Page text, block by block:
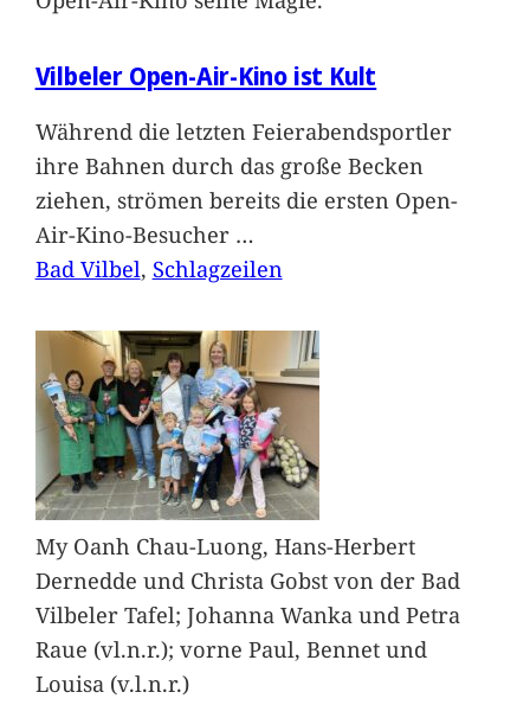
Vilbeler Open-Air-Kino ist Kult
Während die letzten Feierabendsportler
ihre Bahnen durch das große Becken
ziehen, strömen bereits die ersten Open-
Air-Kino-Besucher …
Bad Vilbel, Schlagzeilen
My Oanh Chau-Luong, Hans-Herbert
Dernedde und Christa Gobst von der Bad
Vilbeler Tafel; Johanna Wanka und Petra
Raue (vl.n.r.); vorne Paul, Bennet und
Louisa (v.l.n.r.)